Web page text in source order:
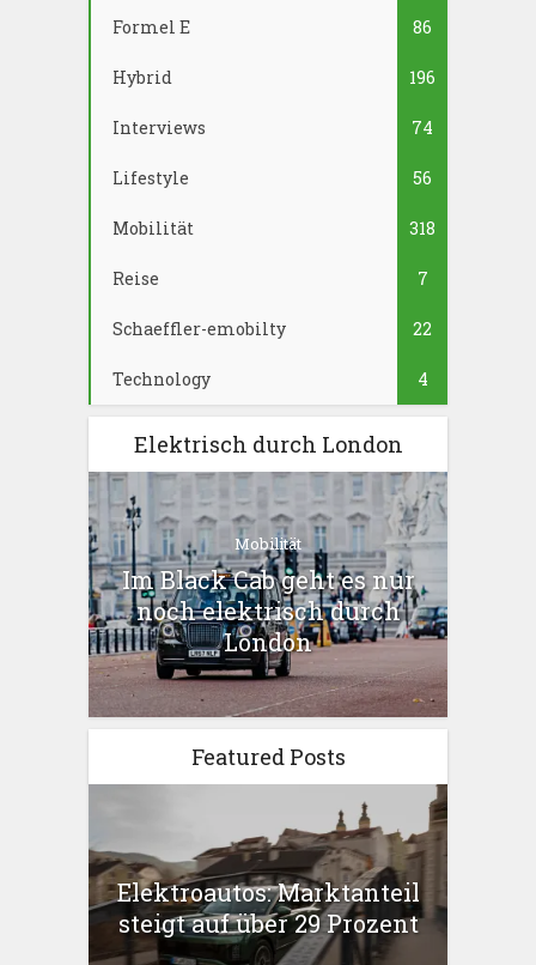
Formel E 86
Hybrid 196
Interviews 74
Lifestyle 56
Mobilität 318
Reise 7
Schaeffler-emobilty 22
Technology 4
Elektrisch durch London
Mobilität
Im Black Cab geht es nur
noch elektrisch durch
London
Featured Posts
Elektroautos: Marktanteil
steigt auf über 29 Prozent